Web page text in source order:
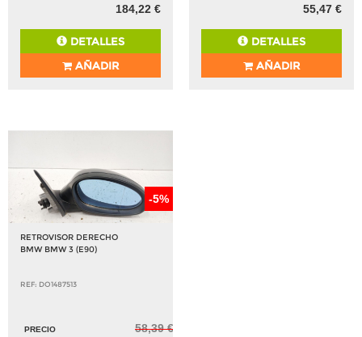
184,22 €
DETALLES
AÑADIR
55,47 €
DETALLES
AÑADIR
-5%
RETROVISOR DERECHO
BMW BMW 3 (E90)
REF: DO1487513
PRECIO 58,39 €